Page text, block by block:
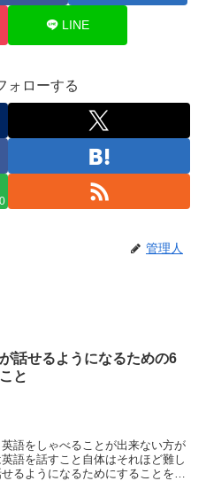
LINE
ォローする
0
管理人
話せるようになるための6
と
語をしゃべることが出来ない方が
語を話すこと自体はそれほど難し
るようになるためにすることを6